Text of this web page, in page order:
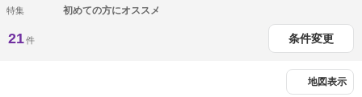
特集 初めての方にオススメ
21件 条件変更
地図表示